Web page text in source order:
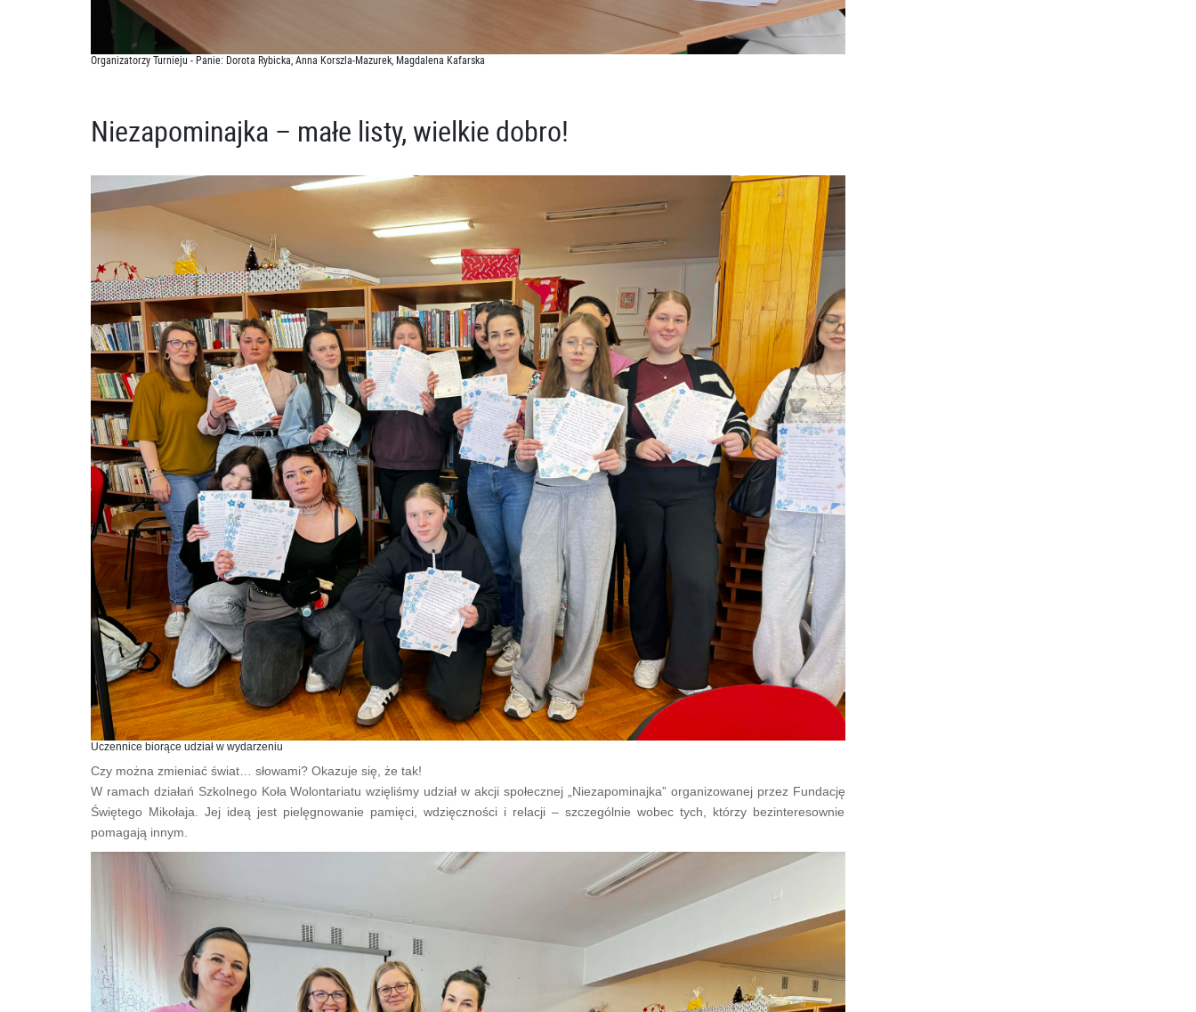
Organizatorzy Turnieju - Panie: Dorota Rybicka, Anna Korszla-Mazurek, Magdalena Kafarska
Niezapominajka – małe listy, wielkie dobro!
Uczennice biorące udział w wydarzeniu
Czy można zmieniać świat… słowami? Okazuje się, że tak!
W ramach działań Szkolnego Koła Wolontariatu wzięliśmy udział w akcji społecznej „Niezapominajka” organizowanej przez Fundację
Świętego Mikołaja. Jej ideą jest pielęgnowanie pamięci, wdzięczności i relacji – szczególnie wobec tych, którzy bezinteresownie
pomagają innym.